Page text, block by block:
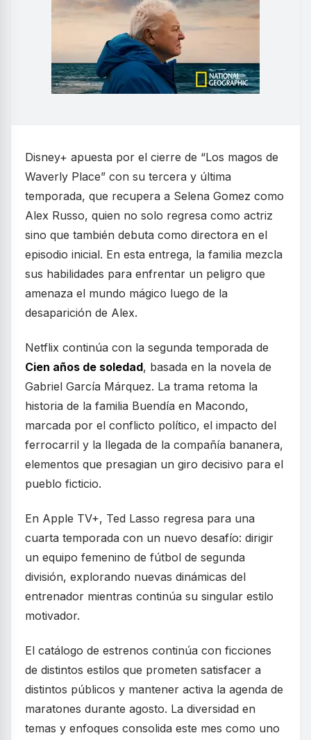
Disney+ apuesta por el cierre de “Los magos de
Waverly Place” con su tercera y última
temporada, que recupera a Selena Gomez como
Alex Russo, quien no solo regresa como actriz
sino que también debuta como directora en el
episodio inicial. En esta entrega, la familia mezcla
sus habilidades para enfrentar un peligro que
amenaza el mundo mágico luego de la
desaparición de Alex.
Netflix continúa con la segunda temporada de
Cien años de soledad, basada en la novela de
Gabriel García Márquez. La trama retoma la
historia de la familia Buendía en Macondo,
marcada por el conflicto político, el impacto del
ferrocarril y la llegada de la compañía bananera,
elementos que presagian un giro decisivo para el
pueblo ficticio.
En Apple TV+, Ted Lasso regresa para una
cuarta temporada con un nuevo desafío: dirigir
un equipo femenino de fútbol de segunda
división, explorando nuevas dinámicas del
entrenador mientras continúa su singular estilo
motivador.
El catálogo de estrenos continúa con ficciones
de distintos estilos que prometen satisfacer a
distintos públicos y mantener activa la agenda de
maratones durante agosto. La diversidad en
temas y enfoques consolida este mes como uno